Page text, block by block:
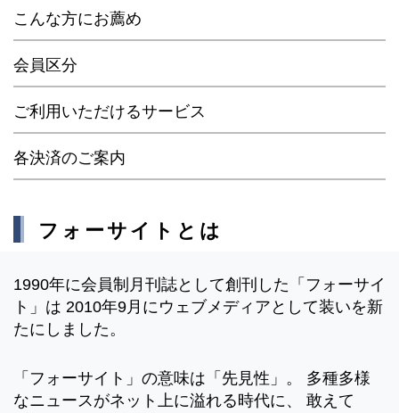
こんな方にお薦め
会員区分
ご利用いただけるサービス
各決済のご案内
フォーサイトとは
1990年に会員制月刊誌として創刊した「フォーサイ
ト」は 2010年9月にウェブメディアとして装いを新
たにしました。
「フォーサイト」の意味は「先見性」。 多種多様
なニュースがネット上に溢れる時代に、 敢えて